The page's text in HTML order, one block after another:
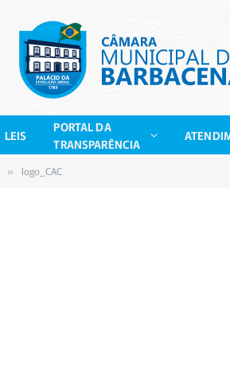
LEIS
PORTAL DA
TRANSPARÊNCIA
» logo_CAC